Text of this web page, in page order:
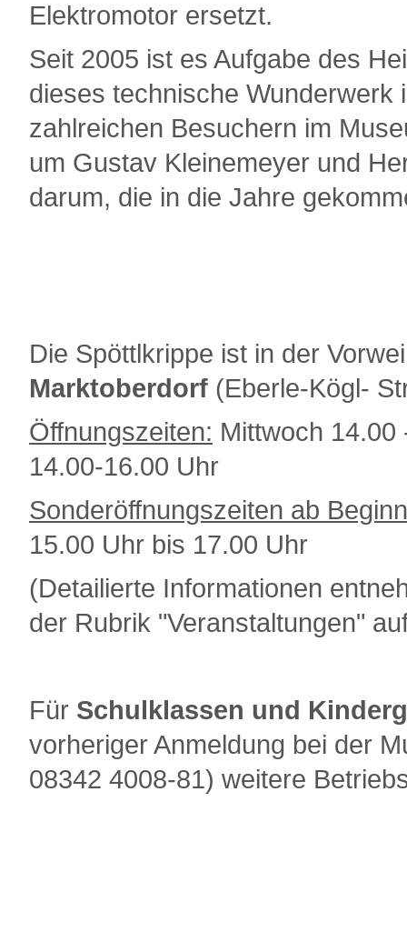
Elektromotor ersetzt.
Seit 2005 ist es Aufgabe des
dieses technische Wunderwerk
zahlreichen Besuchern im
um Gustav Kleinemeyer und
darum, die in die Jahre
Die Spöttlkrippe ist in der
Marktoberdorf (Eberle-Kögl-
Öffnungszeiten: Mittwoch 14.00
14.00-16.00 Uhr
Sonderöffnungszeiten ab
15.00 Uhr bis 17.00 Uhr
(Detailierte Informationen
der Rubrik "Veranstaltungen"
Für Schulklassen und
vorheriger Anmeldung bei der
08342 4008-81) weitere